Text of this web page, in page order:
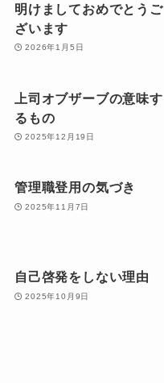
明けましておめでとうご
ざいます
2026年1月5日
上司オブザーブの意味す
るもの
2025年12月19日
管理職登用の気づき
2025年11月7日
自己啓発をしない理由
2025年10月9日